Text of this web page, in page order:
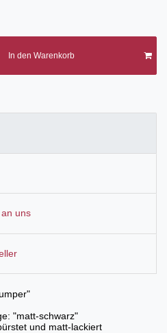
In den Warenkorb
uns
: "matt-schwarz"
und matt-lackiert